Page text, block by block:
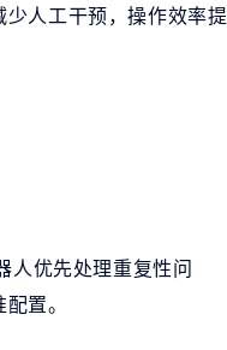
人工干预，操作效率提
人优先处理重复性问
置。